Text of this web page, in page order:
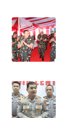
TANJUNG
LESUNG
WN
WN
SIMALUNGUN